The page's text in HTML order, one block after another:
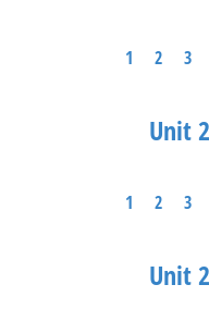
1 2 3
Unit
1 2 3
Unit